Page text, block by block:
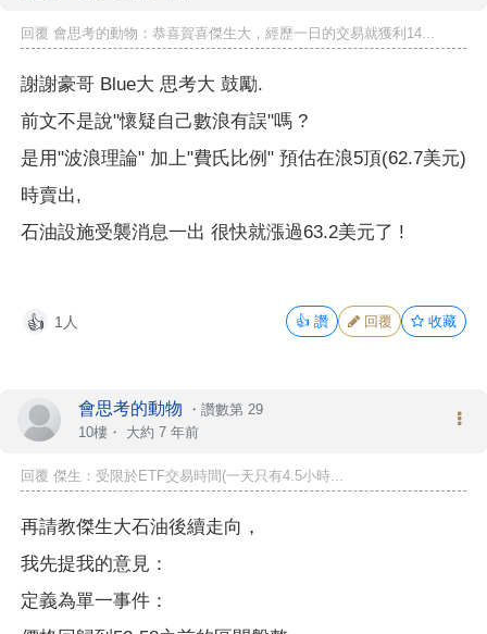
回覆 會思考的動物：恭喜賀喜傑生大，經歷一日的交易就獲利14...
謝謝豪哥 Blue大 思考大 鼓勵.
前文不是說"懷疑自己數浪有誤"嗎 ?
是用"波浪理論" 加上"費氏比例" 預估在浪5頂(62.7美元)
時賣出,
石油設施受襲消息一出 很快就漲過63.2美元了 !
👍 1人 👍 讚 回覆 收藏
會思考的動物 ・ 讚數第 29
10樓・ 大約 7 年前
回覆 傑生：受限於ETF交易時間(一天只有4.5小時...
再請教傑生大石油後續走向，
我先提我的意見：
定義為單一事件：